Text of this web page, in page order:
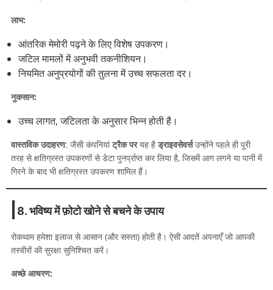
लाभ:
आंतरिक मेमोरी पढ़ने के लिए विशेष उपकरण।
जटिल मामलों में अनुभवी तकनीशियन।
नियमित अनुप्रयोगों की तुलना में उच्च सफलता दर।
नुकसान:
उच्च लागत, जटिलता के अनुसार भिन्न होती है।
वास्तविक उदाहरण: जैसी कंपनियांट्रैक परयह हैड्राइवसेवर्सउन्होंने पहले ही पूरी
तरह से क्षतिग्रस्त उपकरणों से डेटा पुनर्प्राप्त कर लिया है, जिसमें आग लगने या पानी में
गिरने के बाद भी क्षतिग्रस्त उपकरण शामिल हैं।
8. भविष्य में फ़ोटो खोने से बचने के उपाय
रोकथाम हमेशा इलाज से आसान (और सस्ता) होती है। ऐसी आदतें अपनाएँ जो आपकी
तस्वीरों की सुरक्षा सुनिश्चित करें।
अच्छे आचरण: